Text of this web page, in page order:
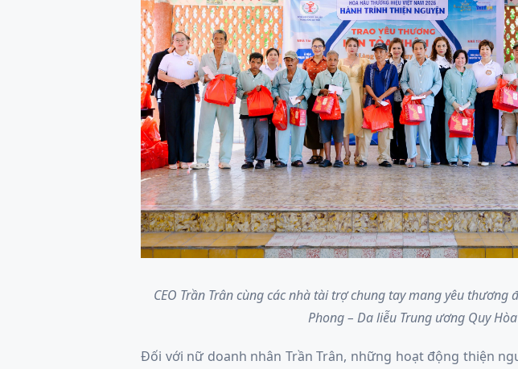
CEO Trần Trân cùng các nhà tài trợ chung tay mang yêu thương
Phong – Da liễu Trung ương Quy Hòa
Đối với nữ doanh nhân Trần Trân, những hoạt động thiện